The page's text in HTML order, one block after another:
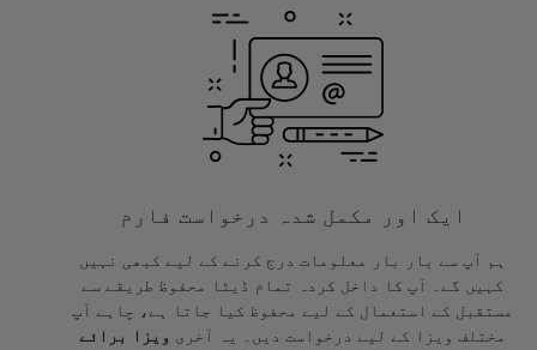
ایک اور مکمل شدہ درخواست فارم
ہم آپ سے بار بار معلومات درج کرنے کے لیے کبھی نہیں
کہیں گے۔ آپ کا داخل کردہ تمام ڈیٹا محفوظ طریقے سے
مستقبل کے استعمال کے لیے محفوظ کیا جاتا ہے، چاہے آپ
مختلف ویزا کے لیے درخواست دیں۔ یہ آخری ویزا برائے